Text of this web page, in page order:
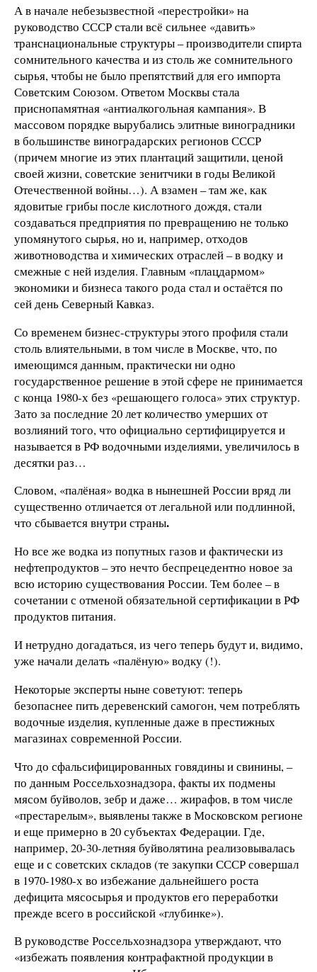
А в начале небезызвестной «перестройки» на
руководство СССР стали всё сильнее «давить»
транснациональные структуры – производители спирта
сомнительного качества и из столь же сомнительного
сырья, чтобы не было препятствий для его импорта
Советским Союзом. Ответом Москвы стала
приснопамятная «антиалкогольная кампания». В
массовом порядке вырубались элитные виноградники
в большинстве виноградарских регионов СССР
(причем многие из этих плантаций защитили, ценой
своей жизни, советские зенитчики в годы Великой
Отечественной войны…). А взамен – там же, как
ядовитые грибы после кислотного дождя, стали
создаваться предприятия по превращению не только
упомянутого сырья, но и, например, отходов
животноводства и химических отраслей – в водку и
смежные с ней изделия. Главным «плацдармом»
экономики и бизнеса такого рода стал и остаётся по
сей день Северный Кавказ.
Со временем бизнес-структуры этого профиля стали
столь влиятельными, в том числе в Москве, что, по
имеющимся данным, практически ни одно
государственное решение в этой сфере не принимается
с конца 1980-х без «решающего голоса» этих структур.
Зато за последние 20 лет количество умерших от
возлияний того, что официально сертифицируется и
называется в РФ водочными изделиями, увеличилось в
десятки раз…
Словом, «палёная» водка в нынешней России вряд ли
существенно отличается от легальной или подлинной,
что сбывается внутри страны.
Но все же водка из попутных газов и фактически из
нефтепродуктов – это нечто беспрецедентно новое за
всю историю существования России. Тем более – в
сочетании с отменой обязательной сертификации в РФ
продуктов питания.
И нетрудно догадаться, из чего теперь будут и, видимо,
уже начали делать «палёную» водку (!).
Некоторые эксперты ныне советуют: теперь
безопаснее пить деревенский самогон, чем потреблять
водочные изделия, купленные даже в престижных
магазинах современной России.
Что до сфальсифицированных говядины и свинины, –
по данным Россельхознадзора, факты их подмены
мясом буйволов, зебр и даже… жирафов, в том числе
«престарелым», выявлены также в Московском регионе
и еще примерно в 20 субъектах Федерации. Где,
например, 20-30-летняя буйволятина реализовывалась
еще и с советских складов (те закупки СССР совершал
в 1970-1980-х во избежание дальнейшего роста
дефицита мясосырья и продуктов его переработки
прежде всего в российской «глубинке»).
В руководстве Россельхознадзора утверждают, что
«избежать появления контрафактной продукции в